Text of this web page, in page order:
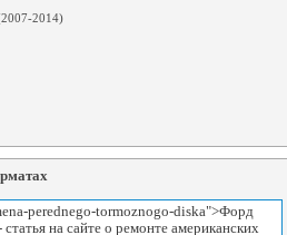
2014)